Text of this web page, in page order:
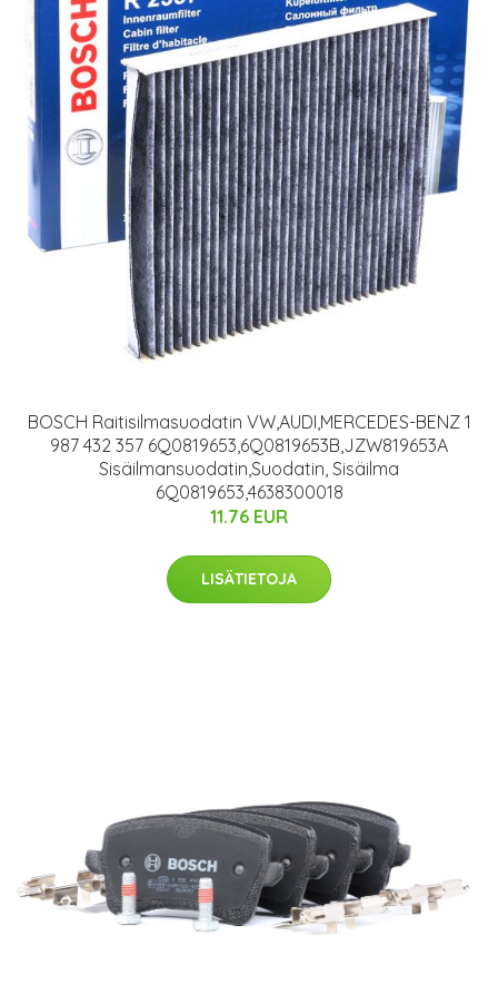
BOSCH Raitisilmasuodatin VW,AUDI,MERCEDES-BENZ 1
987 432 357 6Q0819653,6Q0819653B,JZW819653A
Sisäilmansuodatin,Suodatin, Sisäilma
6Q0819653,4638300018
11.76 EUR
LISÄTIETOJA